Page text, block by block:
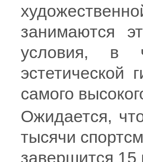
занимаются
условия, в
эстетической
самого
Ожидается,
тысячи
завершится 15